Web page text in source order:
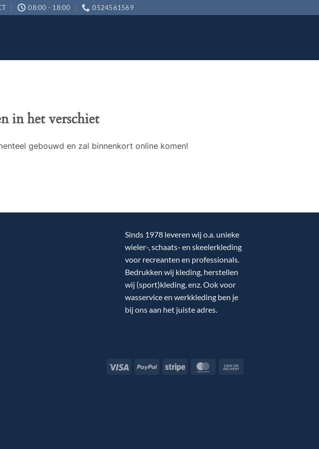
08:00 - 18:00 0524561569
in het verschiet
gebouwd en zal binnenkort online komen!
Sinds 1978 leveren wij o.a. unieke
wieler-, schaats- en skeelerkleding
voor recreanten en professionals.
Bedrukken wij kleding, herstellen
wij (sport)kleding, enz. Ook voor
wasservice en werkkleding ben je
bij ons aan het juiste adres.
Visa PayPal Stripe MasterCard